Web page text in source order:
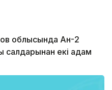
облысында Ан-2
екі адам